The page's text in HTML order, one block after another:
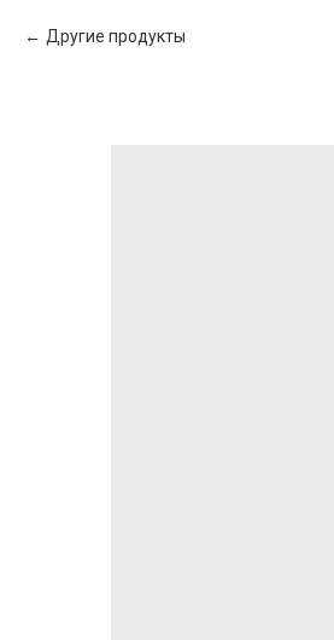
Другие продукты